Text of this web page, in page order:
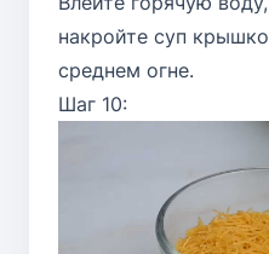
накройте суп
среднем огне.
Шаг 10: